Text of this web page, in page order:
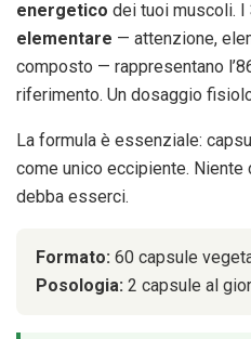
energetico dei tuoi muscoli. I
elementare — attenzione,
composto — rappresentano
riferimento. Un dosaggio
La formula è essenziale:
come unico eccipiente. Niente
debba esserci.
Formato: 60 capsule
Posologia: 2 capsule al